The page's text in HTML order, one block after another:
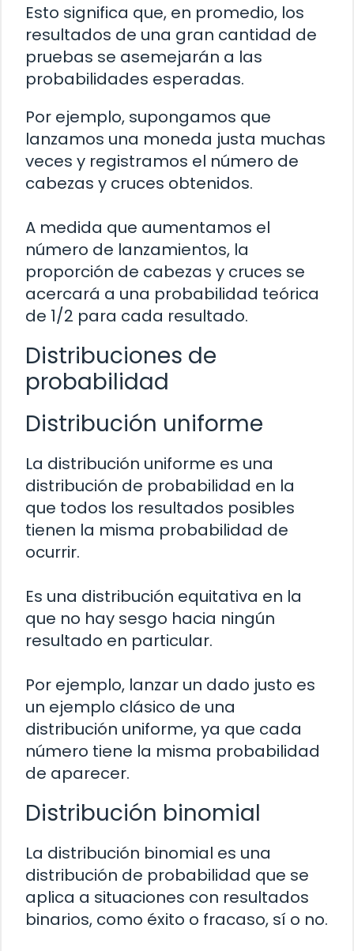
Esto significa que, en promedio, los
resultados de una gran cantidad de
pruebas se asemejarán a las
probabilidades esperadas.
Por ejemplo, supongamos que
lanzamos una moneda justa muchas
veces y registramos el número de
cabezas y cruces obtenidos.
A medida que aumentamos el
número de lanzamientos, la
proporción de cabezas y cruces se
acercará a una probabilidad teórica
de 1/2 para cada resultado.
Distribuciones de
probabilidad
Distribución uniforme
La distribución uniforme es una
distribución de probabilidad en la
que todos los resultados posibles
tienen la misma probabilidad de
ocurrir.
Es una distribución equitativa en la
que no hay sesgo hacia ningún
resultado en particular.
Por ejemplo, lanzar un dado justo es
un ejemplo clásico de una
distribución uniforme, ya que cada
número tiene la misma probabilidad
de aparecer.
Distribución binomial
La distribución binomial es una
distribución de probabilidad que se
aplica a situaciones con resultados
binarios, como éxito o fracaso, sí o no.